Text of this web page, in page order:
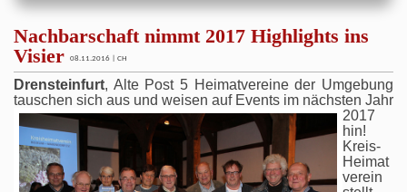
Nachbarschaft nimmt 2017 Highlights ins
Visier
08.11.2016 | CH
Drensteinfurt, Alte Post 5 Heimatvereine der Umgebung
tauschen sich aus und weisen auf Events im nächsten Jahr
2017
hin!
Kreis-
Heimat
verein